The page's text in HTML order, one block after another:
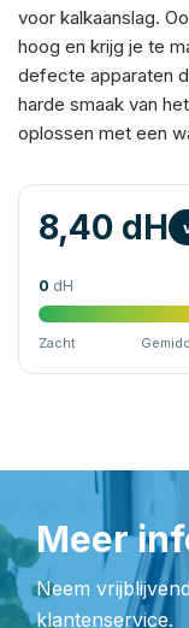
voor kalkaanslag.
hoog en krijg je te
defecte apparaten
harde smaak van
oplossen met een
8,40 dH
0 dH
Zacht
Meer
Neem
klantenservice.